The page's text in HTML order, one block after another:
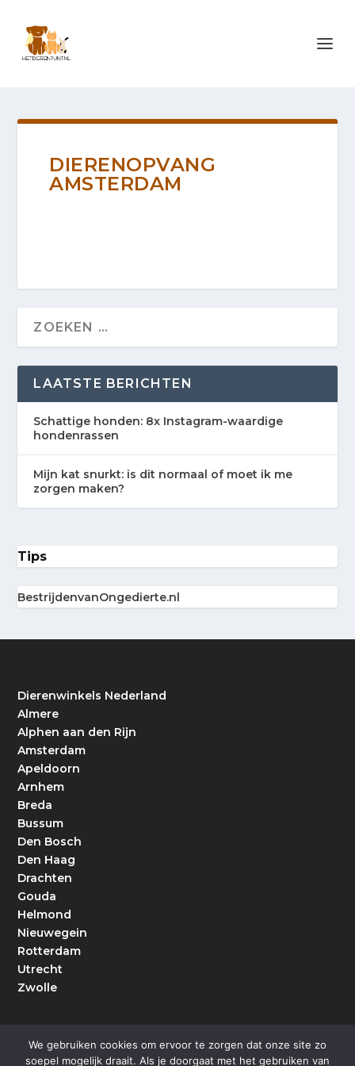
DIERENOPVANG
AMSTERDAM
LAATSTE BERICHTEN
Schattige honden: 8x Instagram-waardige
hondenrassen
Mijn kat snurkt: is dit normaal of moet ik me
zorgen maken?
Tips
BestrijdenvanOngedierte.nl
Dierenwinkels Nederland
Almere
Alphen aan den Rijn
Amsterdam
Apeldoorn
Arnhem
Breda
Bussum
Den Bosch
Den Haag
Drachten
Gouda
Helmond
Nieuwegein
Rotterdam
Utrecht
Zwolle
We gebruiken cookies om ervoor te zorgen dat onze site zo
soepel mogelijk draait. Als je doorgaat met het gebruiken van